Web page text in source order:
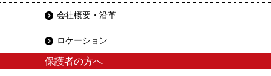
会社概要・沿革
ロケーション
保護者の方へ